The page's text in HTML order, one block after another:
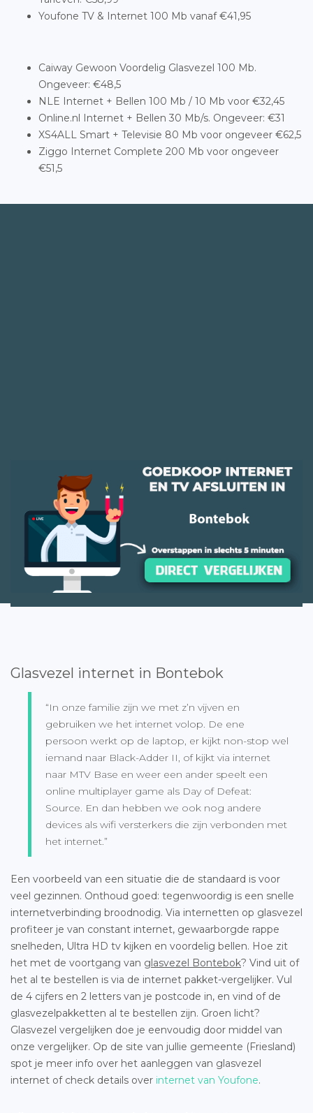
Youfone TV & Internet 100 Mb vanaf €41,95
Caiway Gewoon Voordelig Glasvezel 100 Mb.
Ongeveer: €48,5
NLE Internet + Bellen 100 Mb / 10 Mb voor €32,45
Online.nl Internet + Bellen 30 Mb/s. Ongeveer: €31
XS4ALL Smart + Televisie 80 Mb voor ongeveer €62,5
Ziggo Internet Complete 200 Mb voor ongeveer
€51,5
Glasvezel internet in Bontebok
“In onze familie zijn we met z’n vijven en
gebruiken we het internet volop. De ene
persoon werkt op de laptop, er kijkt non-stop wel
iemand naar Black-Adder II, of kijkt via internet
naar MTV Base en weer een ander speelt een
online multiplayer game als Day of Defeat:
Source. En dan hebben we ook nog andere
devices als wifi versterkers die zijn verbonden met
het internet.”
Een voorbeeld van een situatie die de standaard is voor
veel gezinnen. Onthoud goed: tegenwoordig is een snelle
internetverbinding broodnodig. Via internetten op glasvezel
profiteer je van constant internet, gewaarborgde rappe
snelheden, Ultra HD tv kijken en voordelig bellen. Hoe zit
het met de voortgang van glasvezel Bontebok? Vind uit of
het al te bestellen is via de internet pakket-vergelijker. Vul
de 4 cijfers en 2 letters van je postcode in, en vind of de
glasvezelpakketten al te bestellen zijn. Groen licht?
Glasvezel vergelijken doe je eenvoudig door middel van
onze vergelijker. Op de site van jullie gemeente (Friesland)
spot je meer info over het aanleggen van glasvezel
internet of check details over internet van Youfone.